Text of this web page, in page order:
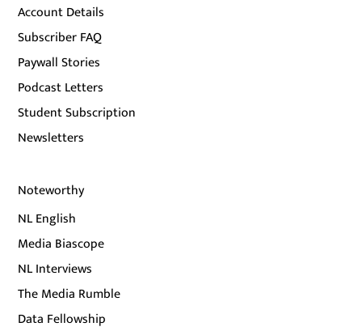
Account Details
Subscriber FAQ
Paywall Stories
Podcast Letters
Student Subscription
Newsletters
Noteworthy
NL English
Media Biascope
NL Interviews
The Media Rumble
Data Fellowship